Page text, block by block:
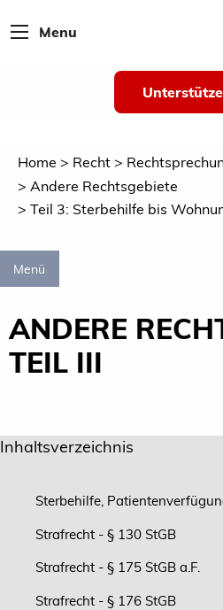
Menu
Home Recht
Andere Rechtsgebiete
Teil 3: Sterbehilfe bis
Menü
ANDERE
TEIL III
Inhaltsverzeichnis
Sterbehilfe,
Strafrecht - § 130 StGB
Strafrecht - § 175 StGB a.F.
Strafrecht - § 176 StGB